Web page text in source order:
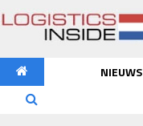
NIEUWS